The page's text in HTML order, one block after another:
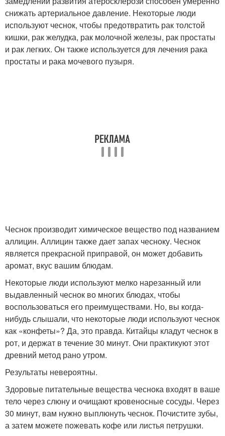
снижать артериальное давление. Некоторые люди
используют чеснок, чтобы предотвратить рак толстой
кишки, рак желудка, рак молочной железы, рак простаты
и рак легких. Он также используется для лечения рака
простаты и рака мочевого пузыря.
Чеснок производит химическое вещество под названием
аллицин. Аллицин также дает запах чесноку. Чеснок
является прекрасной приправой, он может добавить
аромат, вкус вашим блюдам.
Некоторые люди используют мелко нарезанный или
выдавленный чеснок во многих блюдах, чтобы
воспользоваться его преимуществами. Но, вы когда-
нибудь слышали, что некоторые люди используют чеснок
как «конфеты»? Да, это правда. Китайцы кладут чеснок в
рот, и держат в течение 30 минут. Они практикуют этот
древний метод рано утром.
Результаты невероятны.
Здоровые питательные вещества чеснока входят в ваше
тело через слюну и очищают кровеносные сосуды. Через
30 минут, вам нужно выплюнуть чеснок. Почистите зубы,
а затем можете пожевать кофе или листья петрушки.